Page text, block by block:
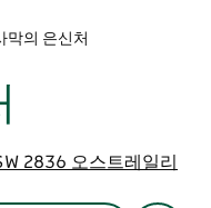
막의 은신처
2836 오스트레일리